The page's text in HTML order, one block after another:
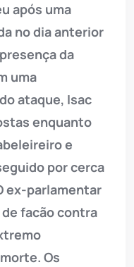
após uma
no dia anterior
da
uma
ataque, Isac
enquanto
e
por cerca
ex-parlamentar
facão contra
Os